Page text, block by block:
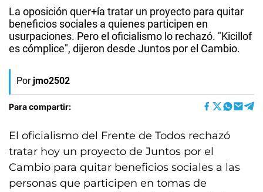
La oposición quer+ía tratar un proyecto para quitar
beneficios sociales a quienes participen en
usurpaciones. Pero el oficialismo lo rechazó. "Kicillof
es cómplice", dijeron desde Juntos por el Cambio.
Por jmo2502
Para compartir:
El oficialismo del Frente de Todos rechazó
tratar hoy un proyecto de Juntos por el
Cambio para quitar beneficios sociales a las
personas que participen en tomas de